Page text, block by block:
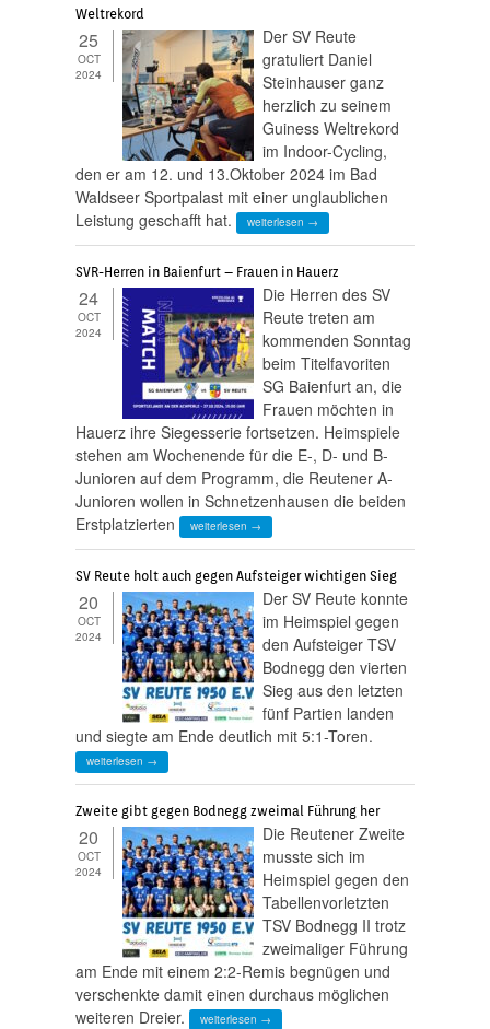
Weltrekord
25
OCT
2024
Der SV Reute
gratuliert Daniel
Steinhauser ganz
herzlich zu seinem
Guiness Weltrekord
im Indoor-Cycling,
den er am 12. und 13.Oktober 2024 im Bad
Waldseer Sportpalast mit einer unglaublichen
Leistung geschafft hat.
weiterlesen →
SVR-Herren in Baienfurt – Frauen in Hauerz
24
OCT
2024
Die Herren des SV
Reute treten am
kommenden Sonntag
beim Titelfavoriten
SG Baienfurt an, die
Frauen möchten in
Hauerz ihre Siegesserie fortsetzen. Heimspiele
stehen am Wochenende für die E-, D- und B-
Junioren auf dem Programm, die Reutener A-
Junioren wollen in Schnetzenhausen die beiden
Erstplatzierten
weiterlesen →
SV Reute holt auch gegen Aufsteiger wichtigen Sieg
20
OCT
2024
Der SV Reute konnte
im Heimspiel gegen
den Aufsteiger TSV
Bodnegg den vierten
Sieg aus den letzten
fünf Partien landen
und siegte am Ende deutlich mit 5:1-Toren.
weiterlesen →
Zweite gibt gegen Bodnegg zweimal Führung her
20
OCT
2024
Die Reutener Zweite
musste sich im
Heimspiel gegen den
Tabellenvorletzten
TSV Bodnegg II trotz
zweimaliger Führung
am Ende mit einem 2:2-Remis begnügen und
verschenkte damit einen durchaus möglichen
weiteren Dreier.
weiterlesen →